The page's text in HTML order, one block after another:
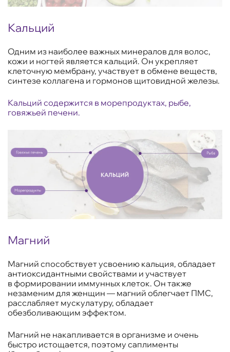
Кальций
Одним из наиболее важных минералов для волос,
кожи и ногтей является кальций. Он укрепляет
клеточную мембрану, участвует в обмене веществ,
синтезе коллагена и гормонов щитовидной железы.
Кальций содержится в морепродуктах, рыбе,
говяжьей печени.
Магний
Магний способствует усвоению кальция, обладает
антиоксидантными свойствами и участвует
в формировании иммунных клеток. Он также
незаменим для женщин — магний облегчает ПМС,
расслабляет мускулатуру, обладает
обезболивающим эффектом.
Магний не накапливается в организме и очень
быстро истощается, поэтому саплименты